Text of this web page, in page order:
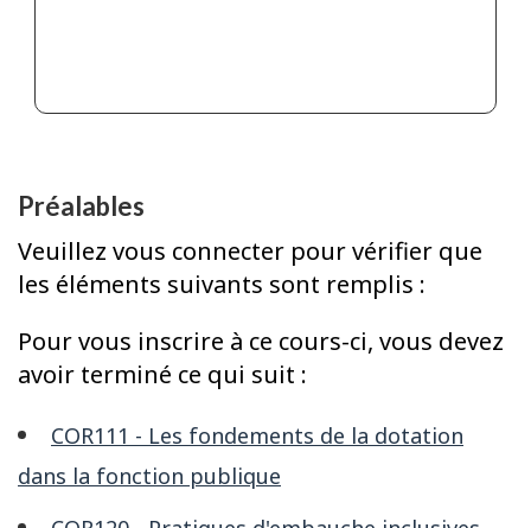
Préalables
Veuillez vous connecter pour vérifier que
les éléments suivants sont remplis :
Pour vous inscrire à ce cours-ci, vous devez
avoir terminé ce qui suit :
COR111 - Les fondements de la dotation
dans la fonction publique